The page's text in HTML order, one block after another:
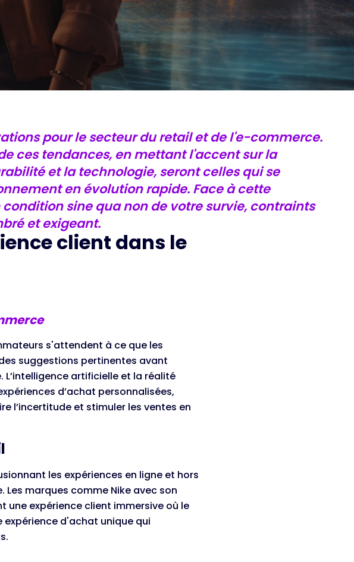
pour le secteur du retail et de l'e-commerce.
ces tendances, en mettant l'accent sur la
et la technologie, seront celles qui se
en évolution rapide. Face à cette
sine qua non de votre survie, contraints
et exigeant.
client dans le
s'attendent à ce que les
suggestions pertinentes avant
artificielle et la réalité
d’achat personnalisées,
l’incertitude et stimuler les ventes en
les expériences en ligne et hors
marques comme Nike avec son
une expérience client immersive où le
d'achat unique qui